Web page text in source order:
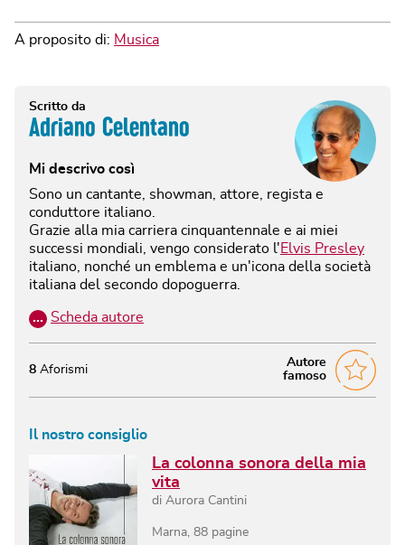
A proposito di: Musica
Scritto da
Adriano Celentano
Mi descrivo così
Sono un cantante, showman, attore, regista e
conduttore italiano.
Grazie alla mia carriera cinquantennale e ai miei
successi mondiali, vengo considerato l'Elvis Presley
italiano, nonché un emblema e un'icona della società
italiana del secondo dopoguerra.
… Scheda autore
Autore
famoso
8 Aforismi
Il nostro consiglio
La colonna sonora della mia
vita
di Aurora Cantini
Marna 88 pagine